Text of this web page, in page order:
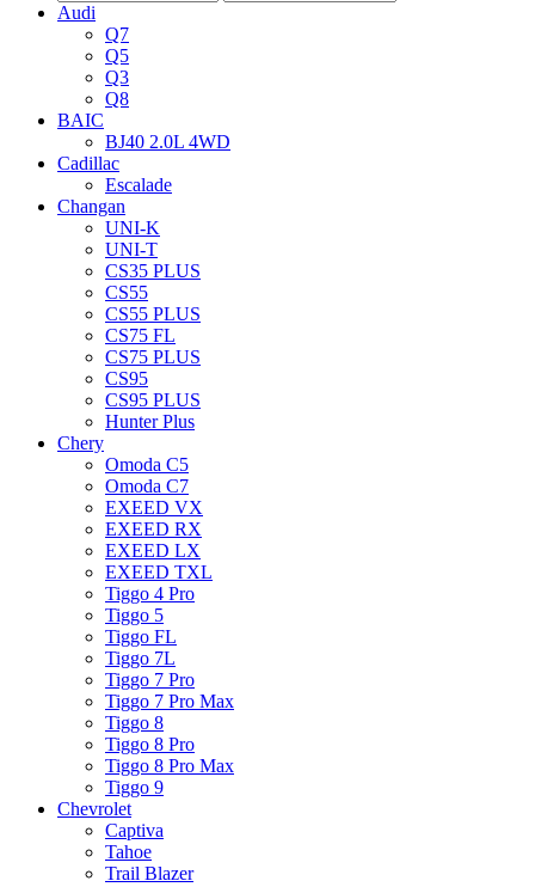
Audi
Q7
Q5
Q3
Q8
BAIC
BJ40 2.0L 4WD
Cadillac
Escalade
Changan
UNI-K
UNI-T
CS35 PLUS
CS55
CS55 PLUS
CS75 FL
CS75 PLUS
CS95
CS95 PLUS
Hunter Plus
Chery
Omoda C5
Omoda C7
EXEED VX
EXEED RX
EXEED LX
EXEED TXL
Tiggo 4 Pro
Tiggo 5
Tiggo FL
Tiggo 7L
Tiggo 7 Pro
Tiggo 7 Pro Max
Tiggo 8
Tiggo 8 Pro
Tiggo 8 Pro Max
Tiggo 9
Chevrolet
Captiva
Tahoe
Trail Blazer